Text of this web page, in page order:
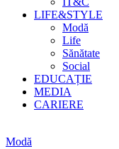
LIFE&STYLE
Modă
Life
Sănătate
Social
EDUCAȚIE
MEDIA
CARIERE
Modă